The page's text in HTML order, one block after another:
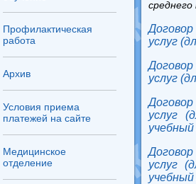
Профилактическая
работа
Архив
Условия приема
платежей на сайте
Медицинское
отделение
среднего
услуг
услуг
услуг
учебный
услуг
учебный